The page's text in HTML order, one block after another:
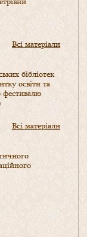
Всі матеріали
бібліотек
освіти та
фестивалю
Всі матеріали